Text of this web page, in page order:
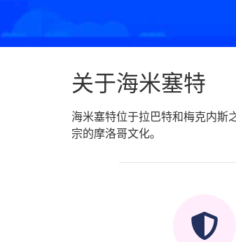
关于海米塞特
海米塞特位于拉巴特和梅克内斯
宗的摩洛哥文化。